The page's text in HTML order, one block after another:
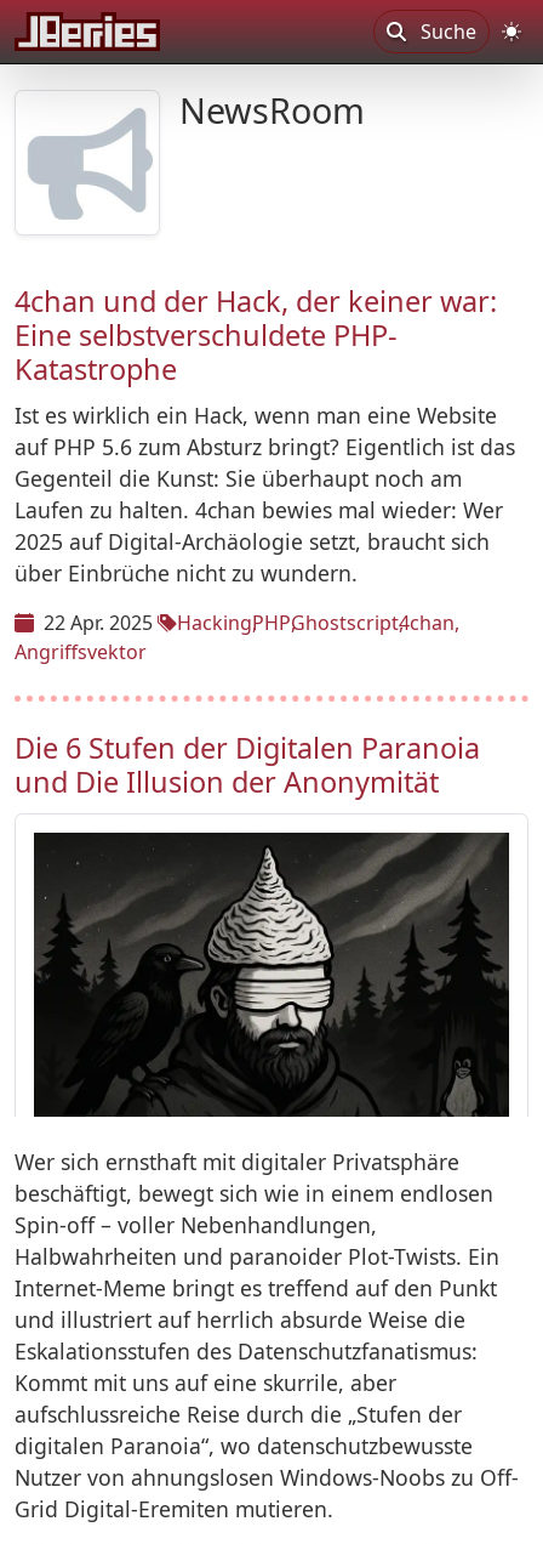
Suche
NewsRoom
4chan und der Hack, der keiner war:
Eine selbstverschuldete PHP-
Katastrophe
Ist es wirklich ein Hack, wenn man eine Website
auf PHP 5.6 zum Absturz bringt? Eigentlich ist das
Gegenteil die Kunst: Sie überhaupt noch am
Laufen zu halten. 4chan bewies mal wieder: Wer
2025 auf Digital-Archäologie setzt, braucht sich
über Einbrüche nicht zu wundern.
22 Apr. 2025 HackingPHPGhostscript4chan
Angriffsvektor
Die 6 Stufen der Digitalen Paranoia
und Die Illusion der Anonymität
Wer sich ernsthaft mit digitaler Privatsphäre
beschäftigt, bewegt sich wie in einem endlosen
Spin-off – voller Nebenhandlungen,
Halbwahrheiten und paranoider Plot-Twists. Ein
Internet-Meme bringt es treffend auf den Punkt
und illustriert auf herrlich absurde Weise die
Eskalationsstufen des Datenschutzfanatismus:
Kommt mit uns auf eine skurrile, aber
aufschlussreiche Reise durch die „Stufen der
digitalen Paranoia“, wo datenschutzbewusste
Nutzer von ahnungslosen Windows-Noobs zu Off-
Grid Digital-Eremiten mutieren.